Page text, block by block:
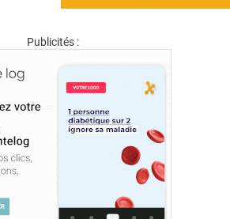
Publicités :